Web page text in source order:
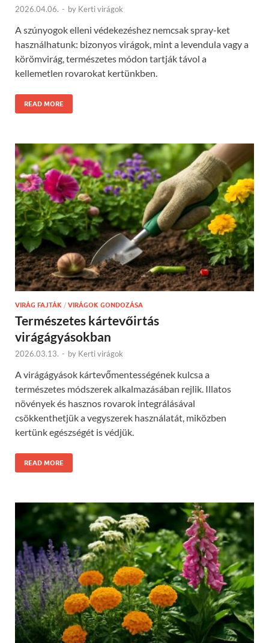
2026.04.06. - by Kerti virágok
A szúnyogok elleni védekezéshez nemcsak spray-ket
használhatunk: bizonyos virágok, mint a levendula vagy a
körömvirág, természetes módon tartják távol a
kellemetlen rovarokat kertünkben.
READ MORE
VIRÁG FAJTÁK / VIRÁGOK GONDOZÁSA
Természetes kártevőirtás
virágágyásokban
2026.03.13. - by Kerti virágok
A virágágyások kártevőmentességének kulcsa a
természetes módszerek alkalmazásában rejlik. Illatos
növények és hasznos rovarok integrálásával
csökkenthetjük a vegyszerek használatát, miközben
kertünk egészségét is védjük.
READ MORE